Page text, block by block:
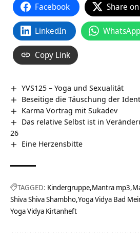
Facebook Share
LinkedIn WhatsApp
Copy Link
YVS125 – Yoga und Sexualität
Beseitige die Täuschung der
Karma Vortrag mit Sukadev
Das relative Selbst ist in
26
Eine Herzensbitte
TAGGED: Kindergruppe Mantra mp3
Shiva Shiva Shambho Yoga Vidya Bad
Yoga Vidya Kirtanheft